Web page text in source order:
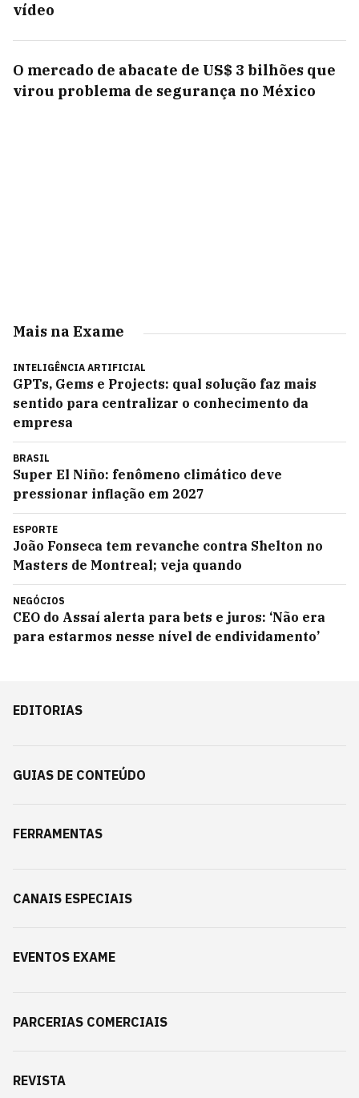
vídeo
O mercado de abacate de US$ 3 bilhões que
virou problema de segurança no México
Mais na Exame
INTELIGÊNCIA ARTIFICIAL
GPTs, Gems e Projects: qual solução faz mais
sentido para centralizar o conhecimento da
empresa
BRASIL
Super El Niño: fenômeno climático deve
pressionar inflação em 2027
ESPORTE
João Fonseca tem revanche contra Shelton no
Masters de Montreal; veja quando
NEGÓCIOS
CEO do Assaí alerta para bets e juros: ‘Não era
para estarmos nesse nível de endividamento’
EDITORIAS
GUIAS DE CONTEÚDO
FERRAMENTAS
CANAIS ESPECIAIS
EVENTOS EXAME
PARCERIAS COMERCIAIS
REVISTA